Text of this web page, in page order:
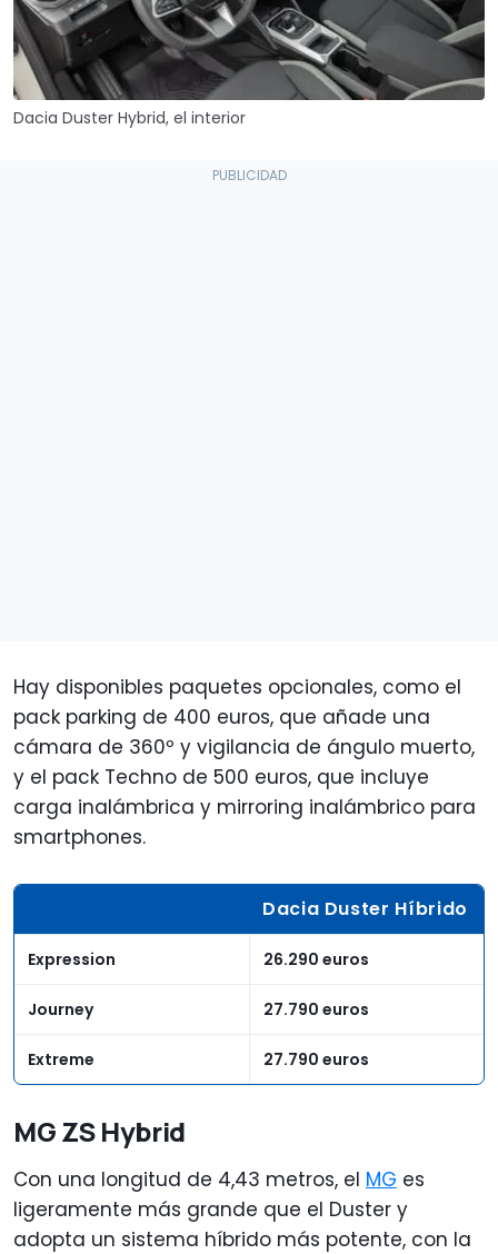
Dacia Duster Hybrid, el interior
Hay disponibles paquetes opcionales, como el
pack parking de 400 euros, que añade una
cámara de 360º y vigilancia de ángulo muerto,
y el pack Techno de 500 euros, que incluye
carga inalámbrica y mirroring inalámbrico para
smartphones.
Dacia Duster Híbrido
Expression 26.290 euros
Journey 27.790 euros
Extreme 27.790 euros
MG ZS Hybrid
Con una longitud de 4,43 metros, el MG es
ligeramente más grande que el Duster y
adopta un sistema híbrido más potente, con la